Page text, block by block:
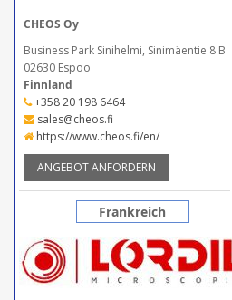
CHEOS Oy
Business Park Sinihelmi, Sinimäentie 8 B
02630 Espoo
Finnland
+358 20 198 6464
sales@cheos.fi
https://www.cheos.fi/en/
ANGEBOT ANFORDERN
Frankreich